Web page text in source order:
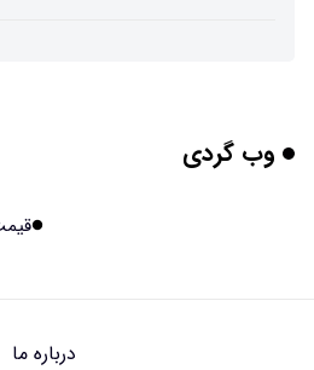
وب گردی
درباره ما